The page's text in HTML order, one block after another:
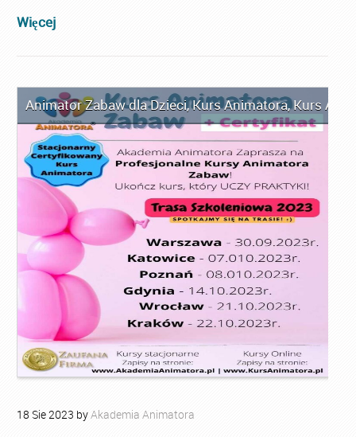
Więcej
Animator Zabaw dla Dzieci,Kurs Animatora,Kurs
18 Sie2023 byAkademia Animatora